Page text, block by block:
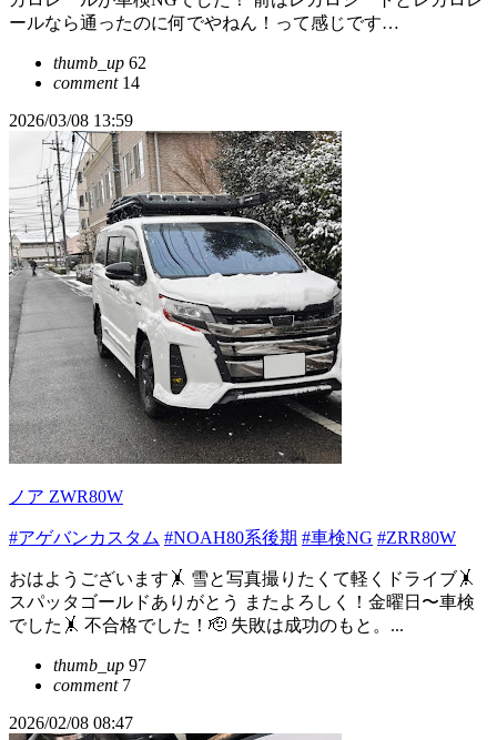
ールなら通ったのに何でやねん！って感じです…
thumb_up 62
comment14
2026/03/08 13:59
ノア ZWR80W
#アゲバンカスタム #NOAH80系後期 #車検NG #ZRR80W
おはようございます🤸 雪と写真撮りたくて軽くドライブ🤸
スパッタゴールドありがとう またよろしく！金曜日〜車検
でした🤸 不合格でした！🫡 失敗は成功のもと。...
thumb_up 97
comment7
2026/02/08 08:47